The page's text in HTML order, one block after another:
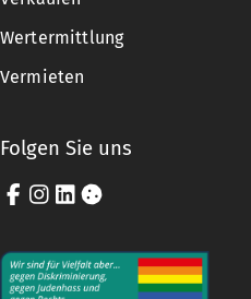
Wertermittlung
Vermieten
Folgen Sie uns
Facebook
Instagram
LinkedIn
Cookie-Einstellungen